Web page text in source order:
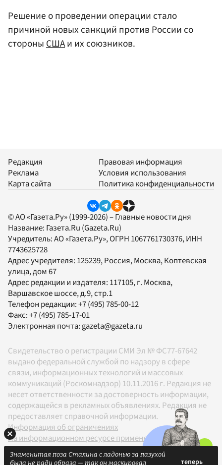
Решение о проведении операции стало
причиной новых санкций против России со
стороныСШАи их союзников.
Редакция
Реклама
Карта сайта
Правовая информация
Условия использования
Политика конфиденциальности
© АО «Газета.Ру» (1999-2026) – Главные новости дня
Название: Газета.Ru (Gazeta.Ru)
Учредитель:АО «Газета.Ру», ОГРН 1067761730376, ИНН
7743625728
Адрес учредителя: 125239, Россия, Москва, Коптевская
улица, дом 67
Адрес редакции и издателя: 117105, г. Москва,
Варшавское шоссе, д.9, стр.1
Телефон редакции:+7 (495) 785-00-12
Факс:+7 (495) 785-17-01
Электронная почта: gazeta@gazeta.ru
Свидетельство о регистрации СМИ Эл № ФС77-67642
выдано федеральной службой по надзору в сфере
связи, информационных технологий и массовых
коммуникаций (Роскомнадзор) 10.11.2016 г. Редакция не
несет ответственности за достоверность информации,
содержащейся в рекламных объявлениях. Редакция не
предоставляет справочной информации.
Информация об ограничениях
На информационном ресурсе применяются
рекомендательные технологии в соответствии с
Правилами
Знаменитая поза Сталина с ладонью за пазухой
была не ради образа — так он маскировал